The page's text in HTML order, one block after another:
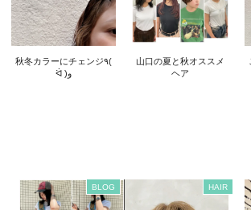
秋冬カラーにチェンジ٩(
ᐛ )و
山口の夏と秋オススメ
ヘア
BLOG HAIR